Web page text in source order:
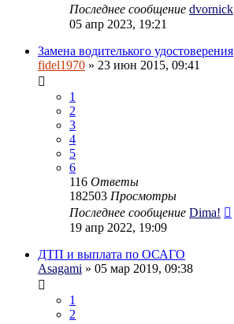
Последнее сообщение dvornick
05 апр 2023, 19:21
Замена водителького удостоверения
fidel1970 » 23 июн 2015, 09:41
1
2
3
4
5
6
116 Ответы
182503 Просмотры
Последнее сообщение Dima!
19 апр 2022, 19:09
ДТП и выплата по ОСАГО
Asagami » 05 мар 2019, 09:38
1
2